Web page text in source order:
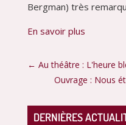
Bergman) très
En savoir plus
← Au théâtre : L'heure
Ouvrage : Nous
DERNIÈRES